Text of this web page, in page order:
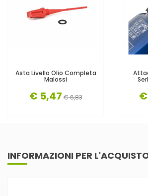
Asta Livello Olio Completa
Malossi
€ 5,47 € 6,83 €
INFORMAZIONI PER